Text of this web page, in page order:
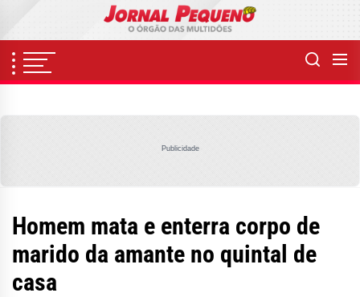
content
Publicidade
Homem mata e enterra corpo de
marido da amante no quintal de
casa